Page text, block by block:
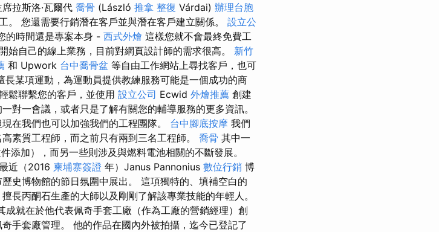
拉斯洛·瓦爾代 喬骨 (László 推拿 整復 Várdai) 辦理台胞
。 您還需要行銷潛在客戶並與潛在客戶建立關係。 設立公
的時間還是專案本身 - 西式外燴 這樣您就不會最終免費工
始自己的線上業務，目前對網頁設計師的需求很高。 新竹
和 Upwork 台中喬骨盆 等自由工作網站上尋找客戶，也可
某項運動，為運動員提供教練服務可能是一個成功的商
鬆聯繫您的客戶，並使用 設立公司 Ecwid 外燴推薦 創建
對一會議，或者只是了解有關您的輔導服務的更多資訊。
在我們也可以加強我們的工程團隊。 台中腳底按摩 我們
高素質工程師，而之前只有兩到三名工程師。 喬骨 其中一
添加），而另一些則涉及與燃料電池相關的不斷發展。
近（2016 柬埔寨簽證 年）Janus Pannonius 數位行銷 博
史博物館的節日氛圍中展出。 這項獨特的、填補空白的
長丙酮石生產的大師以及剛剛了解該專業技能的年輕人。
成就在於他代表佩奇手套工廠（作為工廠的營銷經理）創
手套廠管理。 他的作品在國內外被拍攝，迄今已登記了